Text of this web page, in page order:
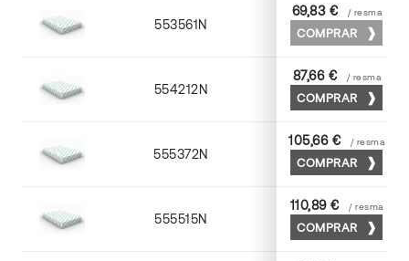
553561N 63 x 88
69,83 € / resma
COMPRAR
554212N 72 x 102
87,66 € / resma
COMPRAR
555372N 70 x 100
105,66 € / resma
COMPRAR
555515N 72 x 102
110,89 € / resma
COMPRAR